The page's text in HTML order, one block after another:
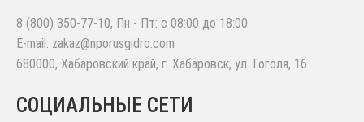
8 (800) 350-77-10, Пн - Пт: с 08:00 до 18:00
E-mail: zakaz@nporusgidro.com
680000, Хабаровский край, г. Хабаровск, ул. Гоголя, 16
СОЦИАЛЬНЫЕ СЕТИ